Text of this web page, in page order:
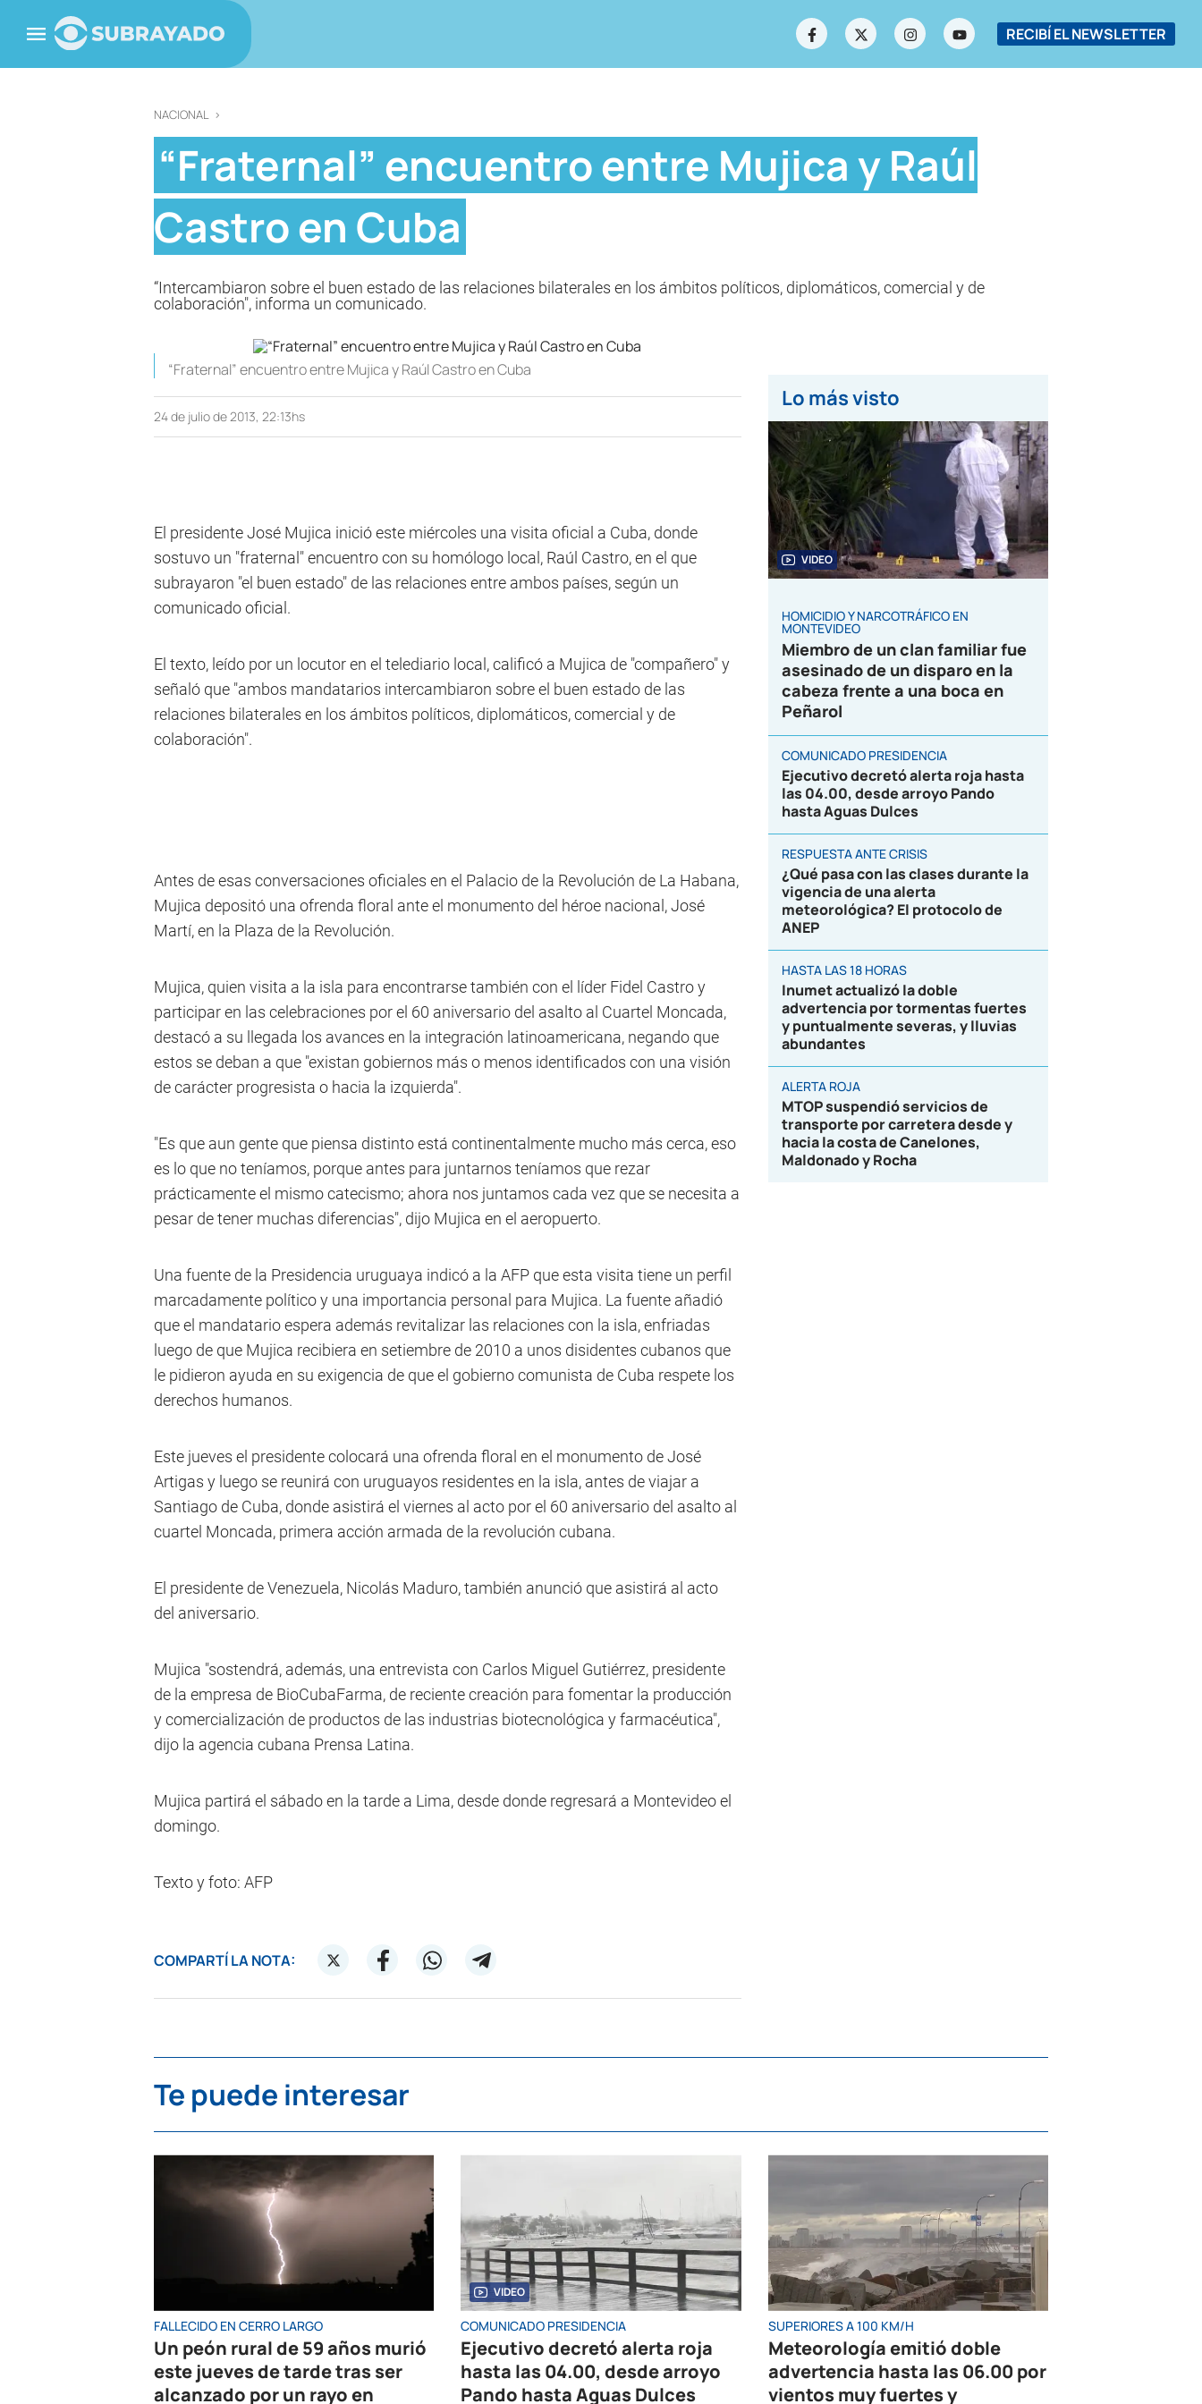
RECIBÍ EL NEWSLETTER
NACIONAL >
“Fraternal” encuentro entre Mujica y Raúl
Castro en Cuba
“Intercambiaron sobre el buen estado de las relaciones bilaterales en los ámbitos políticos, diplomáticos, comercial y de
colaboración", informa un comunicado.
“Fraternal” encuentro entre Mujica y Raúl Castro en Cuba
24 de julio de 2013, 22:13hs
El presidente José Mujica inició este miércoles una visita oficial a Cuba, donde
sostuvo un "fraternal" encuentro con su homólogo local, Raúl Castro, en el que
subrayaron "el buen estado" de las relaciones entre ambos países, según un
comunicado oficial.
El texto, leído por un locutor en el telediario local, calificó a Mujica de "compañero" y
señaló que "ambos mandatarios intercambiaron sobre el buen estado de las
relaciones bilaterales en los ámbitos políticos, diplomáticos, comercial y de
colaboración".
Antes de esas conversaciones oficiales en el Palacio de la Revolución de La Habana,
Mujica depositó una ofrenda floral ante el monumento del héroe nacional, José
Martí, en la Plaza de la Revolución.
Mujica, quien visita a la isla para encontrarse también con el líder Fidel Castro y
participar en las celebraciones por el 60 aniversario del asalto al Cuartel Moncada,
destacó a su llegada los avances en la integración latinoamericana, negando que
estos se deban a que "existan gobiernos más o menos identificados con una visión
de carácter progresista o hacia la izquierda".
"Es que aun gente que piensa distinto está continentalmente mucho más cerca, eso
es lo que no teníamos, porque antes para juntarnos teníamos que rezar
prácticamente el mismo catecismo; ahora nos juntamos cada vez que se necesita a
pesar de tener muchas diferencias", dijo Mujica en el aeropuerto.
Una fuente de la Presidencia uruguaya indicó a la AFP que esta visita tiene un perfil
marcadamente político y una importancia personal para Mujica. La fuente añadió
que el mandatario espera además revitalizar las relaciones con la isla, enfriadas
luego de que Mujica recibiera en setiembre de 2010 a unos disidentes cubanos que
le pidieron ayuda en su exigencia de que el gobierno comunista de Cuba respete los
derechos humanos.
Este jueves el presidente colocará una ofrenda floral en el monumento de José
Artigas y luego se reunirá con uruguayos residentes en la isla, antes de viajar a
Santiago de Cuba, donde asistirá el viernes al acto por el 60 aniversario del asalto al
cuartel Moncada, primera acción armada de la revolución cubana.
El presidente de Venezuela, Nicolás Maduro, también anunció que asistirá al acto
del aniversario.
Mujica "sostendrá, además, una entrevista con Carlos Miguel Gutiérrez, presidente
de la empresa de BioCubaFarma, de reciente creación para fomentar la producción
y comercialización de productos de las industrias biotecnológica y farmacéutica",
dijo la agencia cubana Prensa Latina.
Mujica partirá el sábado en la tarde a Lima, desde donde regresará a Montevideo el
domingo.
Texto y foto: AFP
COMPARTÍ LA NOTA:
Lo más visto
VIDEO
HOMICIDIO Y NARCOTRÁFICO EN
MONTEVIDEO
Miembro de un clan familiar fue
asesinado de un disparo en la
cabeza frente a una boca en
Peñarol
COMUNICADO PRESIDENCIA
Ejecutivo decretó alerta roja hasta
las 04.00, desde arroyo Pando
hasta Aguas Dulces
RESPUESTA ANTE CRISIS
¿Qué pasa con las clases durante la
vigencia de una alerta
meteorológica? El protocolo de
ANEP
HASTA LAS 18 HORAS
Inumet actualizó la doble
advertencia por tormentas fuertes
y puntualmente severas, y lluvias
abundantes
ALERTA ROJA
MTOP suspendió servicios de
transporte por carretera desde y
hacia la costa de Canelones,
Maldonado y Rocha
Te puede interesar
FALLECIDO EN CERRO LARGO
Un peón rural de 59 años murió
este jueves de tarde tras ser
alcanzado por un rayo en
VIDEO
COMUNICADO PRESIDENCIA
Ejecutivo decretó alerta roja
hasta las 04.00, desde arroyo
Pando hasta Aguas Dulces
SUPERIORES A 100 KM/H
Meteorología emitió doble
advertencia hasta las 06.00 por
vientos muy fuertes y